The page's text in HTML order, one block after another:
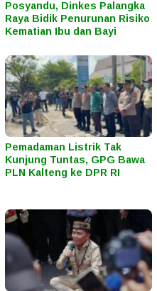
Posyandu, Dinkes Palangka
Raya Bidik Penurunan Risiko
Kematian Ibu dan Bayi
Pemadaman Listrik Tak
Kunjung Tuntas, GPG Bawa
PLN Kalteng ke DPR RI